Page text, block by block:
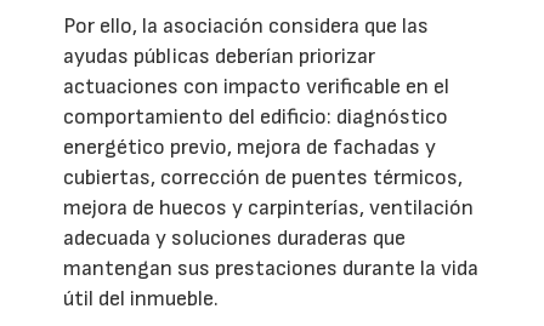
Por ello, la asociación considera que las
ayudas públicas deberían priorizar
actuaciones con impacto verificable en el
comportamiento del edificio: diagnóstico
energético previo, mejora de fachadas y
cubiertas, corrección de puentes térmicos,
mejora de huecos y carpinterías, ventilación
adecuada y soluciones duraderas que
mantengan sus prestaciones durante la vida
útil del inmueble.